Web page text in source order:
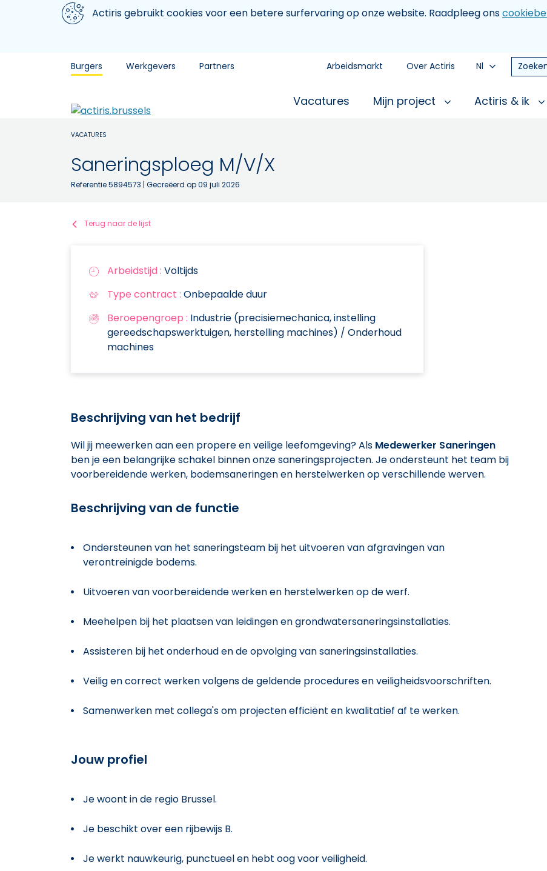
Aller au contenu principal
We gebruiken cookiesActiris gebruikt cookies voor een betere surfervaring op onze website. Raadpleeg ons
Burgers Werkgevers Partners Arbeidsmarkt Over Actiris Nl Zoeken
Vacatures Mijn project Actiris & ik
VACATURES
Saneringsploeg M/V/X
Referentie 5894573 | Gecreëerd op 09 juli 2026
Terug naar de lijst
Arbeidstijd : Voltijds
Type contract : Onbepaalde duur
Beroepengroep : Industrie (precisiemechanica, instelling
gereedschapswerktuigen, herstelling machines) / Onderhoud
machines
Beschrijving van het bedrijf
Wil jij meewerken aan een propere en veilige leefomgeving? Als Medewerker Saneringen
ben je een belangrijke schakel binnen onze saneringsprojecten. Je ondersteunt het team bij
voorbereidende werken, bodemsaneringen en herstelwerken op verschillende werven.
Beschrijving van de functie
Ondersteunen van het saneringsteam bij het uitvoeren van afgravingen van
verontreinigde bodems.
Uitvoeren van voorbereidende werken en herstelwerken op de werf.
Meehelpen bij het plaatsen van leidingen en grondwatersaneringsinstallaties.
Assisteren bij het onderhoud en de opvolging van saneringsinstallaties.
Veilig en correct werken volgens de geldende procedures en veiligheidsvoorschriften.
Samenwerken met collega's om projecten efficiënt en kwalitatief af te werken.
Jouw profiel
Je woont in de regio Brussel.
Je beschikt over een rijbewijs B.
Je werkt nauwkeurig, punctueel en hebt oog voor veiligheid.